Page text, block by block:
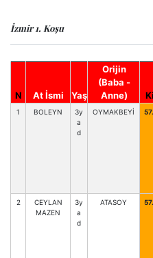
İzmir 1. Koşu
N At İsmi Yaş
Orijin
(Baba -
Anne)
1 BOLEYN
3y
a
d
OYMAKBEYİ
2
CEYLAN
MAZEN
3y
a
d
ATASOY